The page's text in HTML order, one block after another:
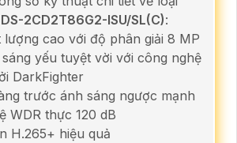
DS-2CD2T86G2-ISU/SL(C):
cao với độ phân giải 8 MP
yếu tuyệt vời với công nghệ
DarkFighter
trước ánh sáng ngược mạnh
WDR thực 120 dB
H.265+ hiệu quả